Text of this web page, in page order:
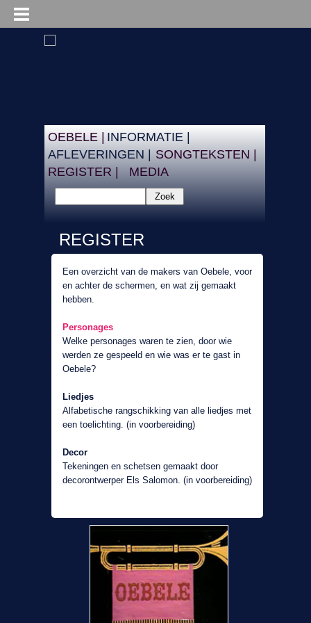
REGISTER
Een overzicht van de makers van Oebele, voor
en achter de schermen, en wat zij gemaakt
hebben.
Personages
Welke personages waren te zien, door wie
werden ze gespeeld en wie was er te gast in
Oebele?
Liedjes
Alfabetische rangschikking van alle liedjes met
een toelichting. (in voorbereiding)
Decor
Tekeningen en schetsen gemaakt door
decorontwerper Els Salomon. (in voorbereiding)
Zoek
REGISTER |
SONGTEKSTEN |
MEDIA
INFORMATIE |
AFLEVERINGEN |
OEBELE |